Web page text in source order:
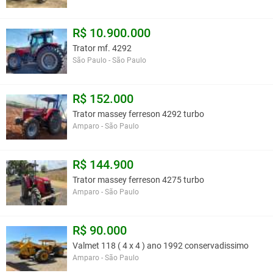
R$ 10.900.000
Trator mf. 4292
São Paulo - São Paulo
R$ 152.000
Trator massey ferreson 4292 turbo
Amparo - São Paulo
R$ 144.900
Trator massey ferreson 4275 turbo
Amparo - São Paulo
R$ 90.000
Valmet 118 ( 4 x 4 ) ano 1992 conservadissimo
Amparo - São Paulo